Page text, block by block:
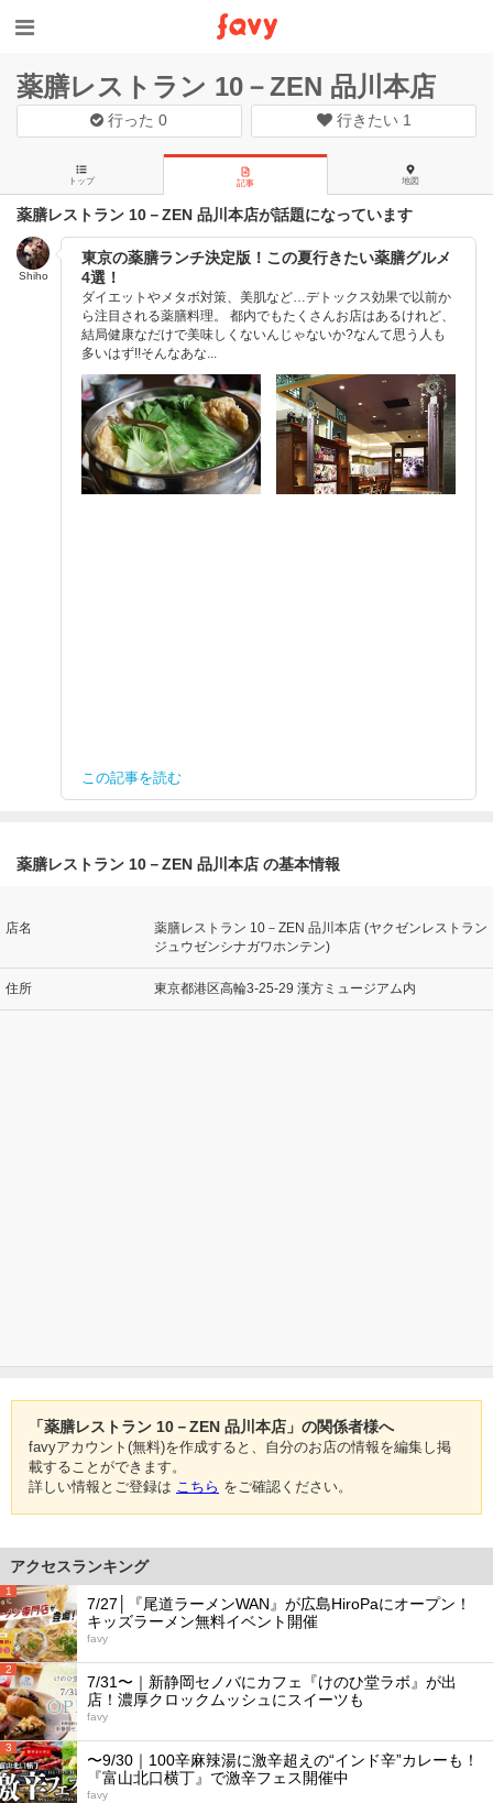
薬膳レストラン 10－ZEN 品川本店
行った0 行きたい 1
トップ 記事 地図
薬膳レストラン 10－ZEN 品川本店が話題になっています
Shiho
東京の薬膳ランチ決定版！この夏行きたい薬膳グルメ
4選！
ダイエットやメタボ対策、美肌など…デトックス効果で以前か
ら注目される薬膳料理。 都内でもたくさんお店はあるけれど、
結局健康なだけで美味しくないんじゃないか?なんて思う人も
多いはず!!そんなあな...
この記事を読む
薬膳レストラン 10－ZEN 品川本店 の基本情報
店名
薬膳レストラン 10－ZEN 品川本店 (ヤクゼンレストラン
ジュウゼンシナガワホンテン)
住所 東京都港区高輪3-25-29 漢方ミュージアム内
「薬膳レストラン 10－ZEN 品川本店」の関係者様へ
favyアカウント(無料)を作成すると、自分のお店の情報を編集し掲
載することができます。
詳しい情報とご登録は こちら をご確認ください。
アクセスランキング
1
7/27│『尾道ラーメンWAN』が広島HiroPaにオープン！
キッズラーメン無料イベント開催
favy
2
7/31〜｜新静岡セノバにカフェ『けのひ堂ラボ』が出
店！濃厚クロックムッシュにスイーツも
favy
3
〜9/30｜100辛麻辣湯に激辛超えの“インド辛”カレーも！
『富山北口横丁』で激辛フェス開催中
favy